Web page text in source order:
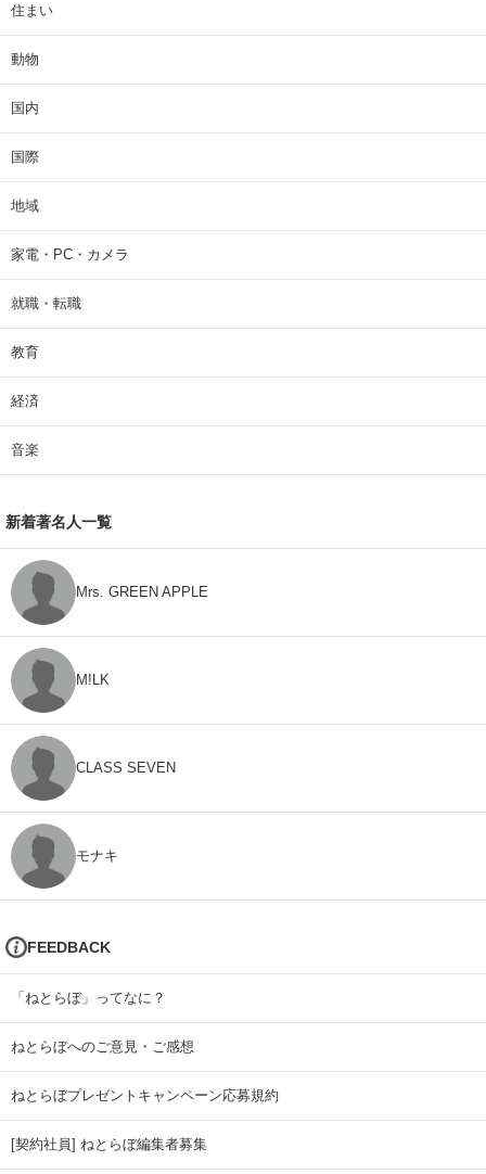
住まい
動物
国内
国際
地域
家電・PC・カメラ
就職・転職
教育
経済
音楽
新着著名人一覧
Mrs. GREEN APPLE
M!LK
CLASS SEVEN
モナキ
FEEDBACK
「ねとらぼ」ってなに？
ねとらぼへのご意見・ご感想
ねとらぼプレゼントキャンペーン応募規約
[契約社員] ねとらぼ編集者募集